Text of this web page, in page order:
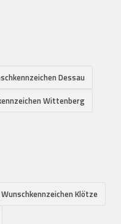
Dessau
Wittenberg
Wunschkennzeichen Klötze